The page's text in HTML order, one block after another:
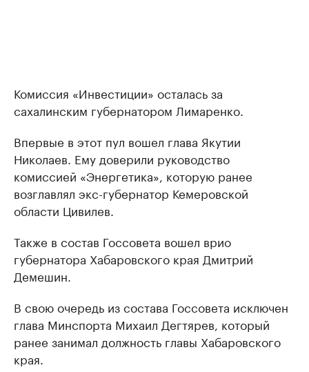
Комиссия «Инвестиции» осталась за
сахалинским губернатором Лимаренко.
Впервые в этот пул вошел глава Якутии
Николаев. Ему доверили руководство
комиссией «Энергетика», которую ранее
возглавлял экс-губернатор Кемеровской
области Цивилев.
Также в состав Госсовета вошел врио
губернатора Хабаровского края Дмитрий
Демешин.
В свою очередь из состава Госсовета исключен
глава Минспорта Михаил Дегтярев, который
ранее занимал должность главы Хабаровского
края.